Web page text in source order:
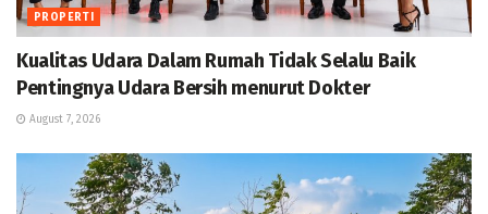
PROPERTI
Kualitas Udara Dalam Rumah Tidak Selalu Baik
Pentingnya Udara Bersih menurut Dokter
August 7, 2026